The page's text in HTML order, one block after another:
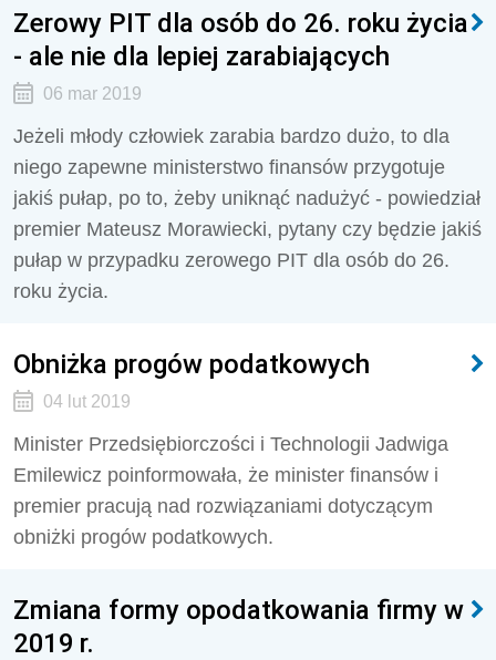
Zerowy PIT dla osób do 26. roku życia
- ale nie dla lepiej zarabiających
06 mar 2019
Jeżeli młody człowiek zarabia bardzo dużo, to dla
niego zapewne ministerstwo finansów przygotuje
jakiś pułap, po to, żeby uniknąć nadużyć - powiedział
premier Mateusz Morawiecki, pytany czy będzie jakiś
pułap w przypadku zerowego PIT dla osób do 26.
roku życia.
Obniżka progów podatkowych
04 lut 2019
Minister Przedsiębiorczości i Technologii Jadwiga
Emilewicz poinformowała, że minister finansów i
premier pracują nad rozwiązaniami dotyczącym
obniżki progów podatkowych.
Zmiana formy opodatkowania firmy w
2019 r.